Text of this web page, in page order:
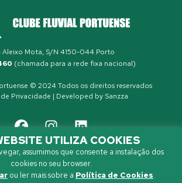
Aleixo Mota, S/N 4150-044 Porto
(chamada para a rede fixa nacional)
© 2024 Todos os direitos reservados
Privacidade | Developed by Sanzza
UTILIZA COOKIES
assumimos que consente a instalação dos
cookies no seu browser.
ou ler mais sobre a Política de Cookies.